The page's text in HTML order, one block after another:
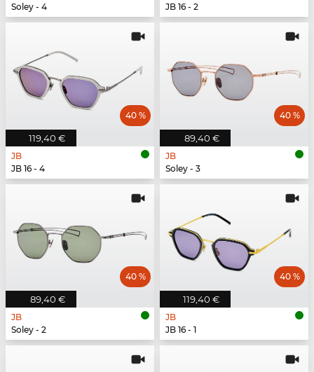
Soley - 4
JB 16 - 2
119,40 €
40 %
JB
JB 16 - 4
89,40 €
40 %
JB
Soley - 3
89,40 €
40 %
JB
Soley - 2
119,40 €
40 %
JB
JB 16 - 1